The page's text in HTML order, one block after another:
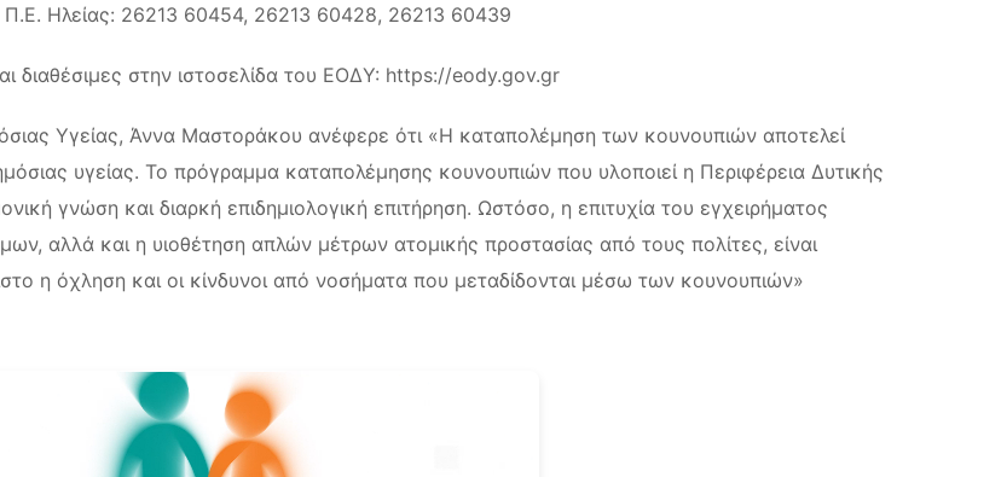
Π.Ε. Ηλείας: 26213 60454, 26213 60428, 26213 60439
διαθέσιμες στην ιστοσελίδα του ΕΟΔΥ: https://eody.gov.gr
Υγείας, Άννα Μαστοράκου ανέφερε ότι «Η καταπολέμηση των κουνουπιών αποτελεί
υγείας. Το πρόγραμμα καταπολέμησης κουνουπιών που υλοποιεί η Περιφέρεια Δυτικής
γνώση και διαρκή επιδημιολογική επιτήρηση. Ωστόσο, η επιτυχία του εγχειρήματος
αλλά και η υιοθέτηση απλών μέτρων ατομικής προστασίας από τους πολίτες, είναι
η όχληση και οι κίνδυνοι από νοσήματα που μεταδίδονται μέσω των κουνουπιών»